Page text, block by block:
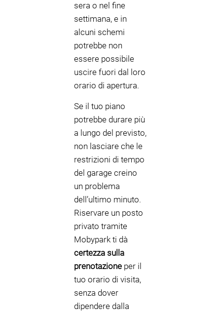
sera o nel fine
settimana, e in
alcuni schemi
potrebbe non
essere possibile
uscire fuori dal loro
orario di apertura.
Se il tuo piano
potrebbe durare più
a lungo del previsto,
non lasciare che le
restrizioni di tempo
del garage creino
un problema
dell’ultimo minuto.
Riservare un posto
privato tramite
Mobypark ti dà
certezza sulla
prenotazione per il
tuo orario di visita,
senza dover
dipendere dalla